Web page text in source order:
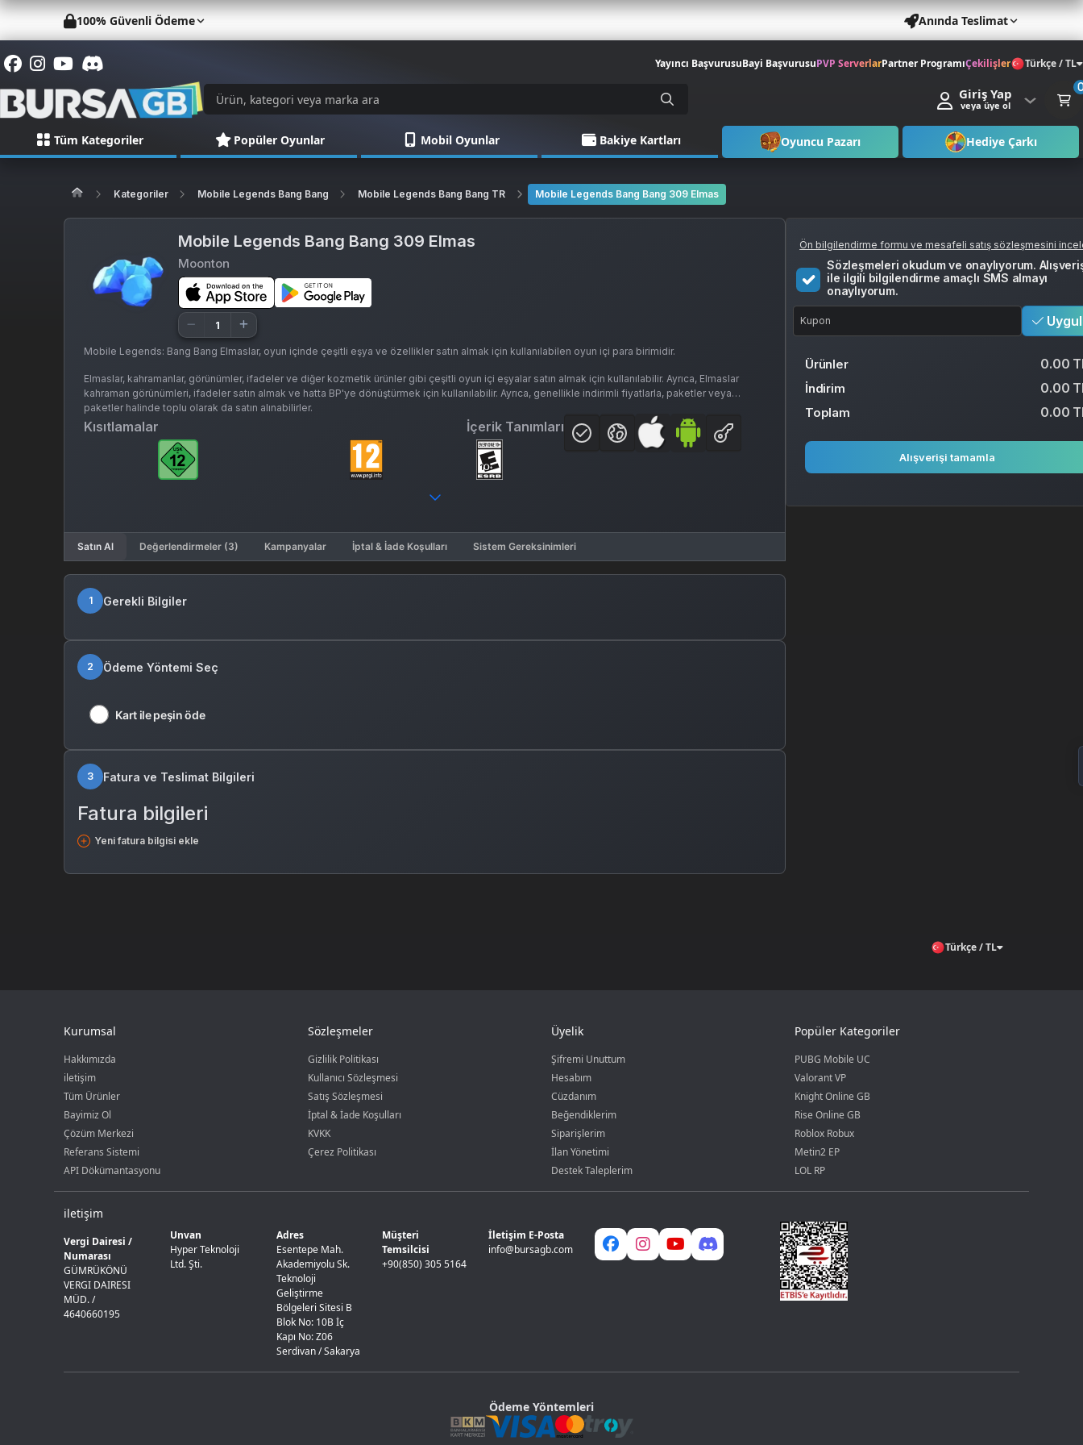
100% Güvenli Ödeme Anında Teslimat
Yayıncı BaşvurusuBayi BaşvurusuPVP ServerlarPartner ProgramıÇekilişler Türkçe / TL
Giriş Yap
veya üye ol
Tüm Kategoriler Popüler Oyunlar Mobil Oyunlar Bakiye Kartları Oyuncu Pazarı Hediye Çarkı
Kategoriler Mobile Legends Bang Bang Mobile Legends Bang Bang TR Mobile Legends Bang Bang 309 Elmas
Mobile Legends Bang Bang 309 Elmas
Moonton
Mobile Legends: Bang Bang Elmaslar, oyun içinde çeşitli eşya ve özellikler satın almak için kullanılabilen oyun içi para birimidir.
Elmaslar, kahramanlar, görünümler, ifadeler ve diğer kozmetik ürünler gibi çeşitli oyun içi eşyalar satın almak için kullanılabilir. Ayrıca, Elmaslar
kahraman görünümleri, ifadeler satın almak ve hatta BP'ye dönüştürmek için kullanılabilir. Ayrıca, genellikle indirimli fiyatlarla, paketler veya
paketler halinde toplu olarak da satın alınabilirler.
Kısıtlamalar İçerik Tanımları
Satın Al Değerlendirmeler (3) Kampanyalar İptal & İade Koşulları Sistem Gereksinimleri
1 Gerekli Bilgiler
2 Ödeme Yöntemi Seç
Kart ile peşin öde
3 Fatura ve Teslimat Bilgileri
Fatura bilgileri
Yeni fatura bilgisi ekle
Ön bilgilendirme formu ve mesafeli satış sözleşmesini
Sözleşmeleri okudum ve onaylıyorum.
ile ilgili bilgilendirme amaçlı SMS almayı
onaylıyorum.
Ürünler 0.00
İndirim 0.00
Toplam 0.00
Alışverişi tamamla
Türkçe / TL
Kurumsal
Hakkımızda
iletişim
Tüm Ürünler
Bayimiz Ol
Çözüm Merkezi
Referans Sistemi
API Dökümantasyonu
Sözleşmeler
Gizlilik Politikası
Kullanıcı Sözleşmesi
Satış Sözleşmesi
İptal & İade Koşulları
KVKK
Çerez Politikası
Üyelik
Şifremi Unuttum
Hesabım
Cüzdanım
Beğendiklerim
Siparişlerim
İlan Yönetimi
Destek Taleplerim
Popüler Kategoriler
PUBG Mobile UC
Valorant VP
Knight Online GB
Rise Online GB
Roblox Robux
Metin2 EP
LOL RP
iletişim
Vergi Dairesi /
Numarası
GÜMRÜKÖNÜ
VERGI DAIRESI
MÜD. /
4640660195
Unvan
Hyper Teknoloji
Ltd. Şti.
Adres
Esentepe Mah.
Akademiyolu Sk.
Teknoloji
Geliştirme
Bölgeleri Sitesi B
Blok No: 10B İç
Kapı No: Z06
Serdivan / Sakarya
Müşteri
Temsilcisi
+90(850) 305 5164
İletişim E-Posta
info@bursagb.com
Ödeme Yöntemleri